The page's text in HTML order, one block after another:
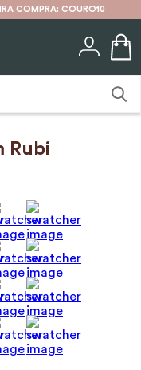
COMPRA: COURO10
Rubi